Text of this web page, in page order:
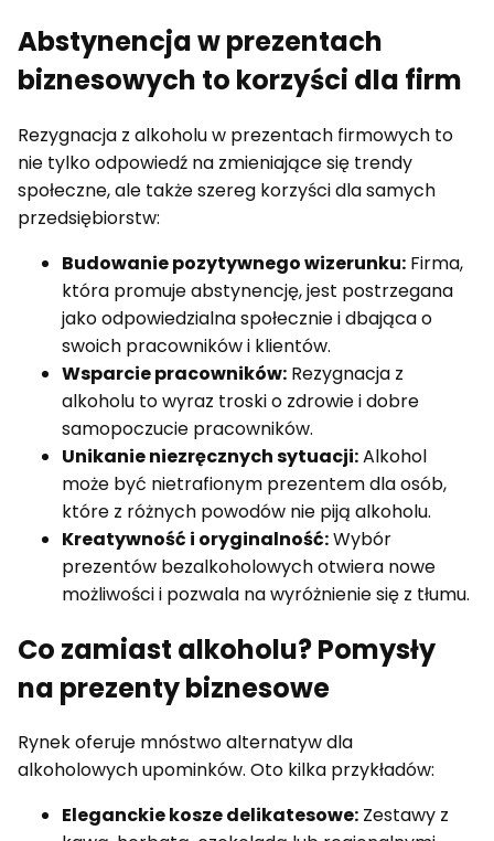
Abstynencja w prezentach
biznesowych to korzyści dla firm
Rezygnacja z alkoholu w prezentach firmowych to
nie tylko odpowiedź na zmieniające się trendy
społeczne, ale także szereg korzyści dla samych
przedsiębiorstw:
Budowanie pozytywnego wizerunku: Firma,
która promuje abstynencję, jest postrzegana
jako odpowiedzialna społecznie i dbająca o
swoich pracowników i klientów.
Wsparcie pracowników: Rezygnacja z
alkoholu to wyraz troski o zdrowie i dobre
samopoczucie pracowników.
Unikanie niezręcznych sytuacji:Alkohol
może być nietrafionym prezentem dla osób,
które z różnych powodów nie piją alkoholu.
Kreatywność i oryginalność:Wybór
prezentów bezalkoholowych otwiera nowe
możliwości i pozwala na wyróżnienie się z tłumu.
Co zamiast alkoholu? Pomysły
na prezenty biznesowe
Rynek oferuje mnóstwo alternatyw dla
alkoholowych upominków. Oto kilka przykładów:
Eleganckie kosze delikatesowe: Zestawy z